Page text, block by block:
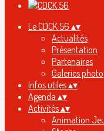
Le CDCK 56 ▴▾
Actualités
Présentation
Partenaires
Galeries photo
Infos utiles▴▾
Agenda ▴▾
Activités▴▾
Animation